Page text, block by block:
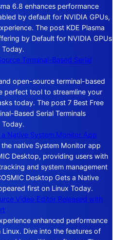
6.8 enhances performance
by default for NVIDIA GPUs,
The post KDE Plasma
by Default for NVIDIA GPUs
Terminal-Based Serial
open-source terminal-based
perfect tool to streamline your
today. The post 7 Best Free
Based Serial Terminals
Native System Monitor App
native System Monitor app
Desktop, providing users with
and system management
Desktop Gets a Native
first on Linux Today.
Video Editor Released with
enhanced performance
Dive into the features of